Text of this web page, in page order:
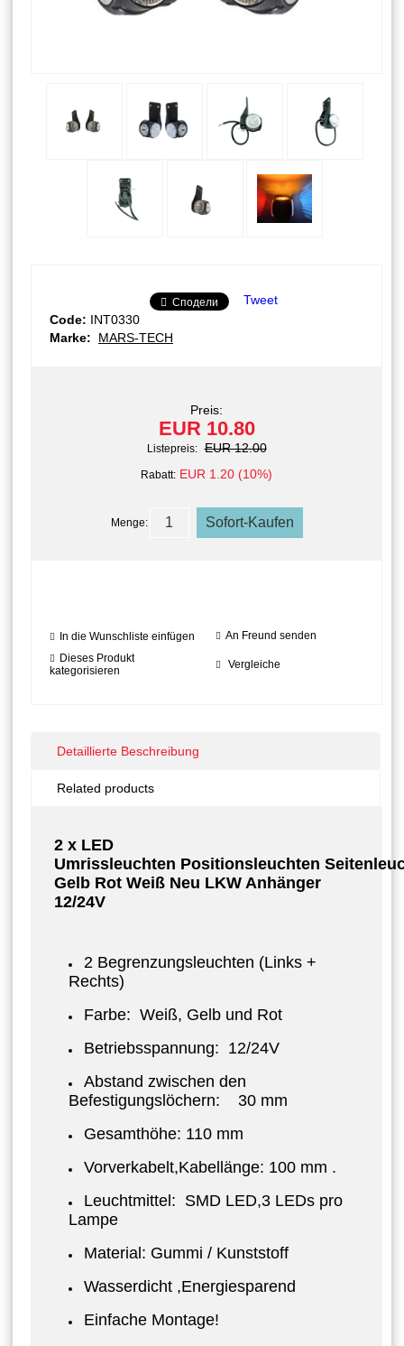
Сподели
Tweet
Code: INT0330
Marke:
MARS-TECH
Preis:
EUR 10.80
Listepreis: EUR 12.00
Rabatt: EUR 1.20 (10%)
Menge:
In die Wunschliste einfügen
An Freund senden
Dieses Produkt
kategorisieren
Vergleiche
Detaillierte Beschreibung
Related products
2 x LED
Umrissleuchten Positionsleuchten
Gelb Rot Weiß Neu LKW Anhänger
12/24V
2 Begrenzungsleuchten (Links +
Rechts)
Farbe: Weiß, Gelb und Rot
Betriebsspannung: 12/24V
Abstand zwischen den
Befestigungslöchern: 30 mm
Gesamthöhe: 110 mm
Vorverkabelt,Kabellänge: 100 mm .
Leuchtmittel: SMD LED,3 LEDs pro
Lampe
Material: Gummi / Kunststoff
Wasserdicht ,Energiesparend
Einfache Montage!